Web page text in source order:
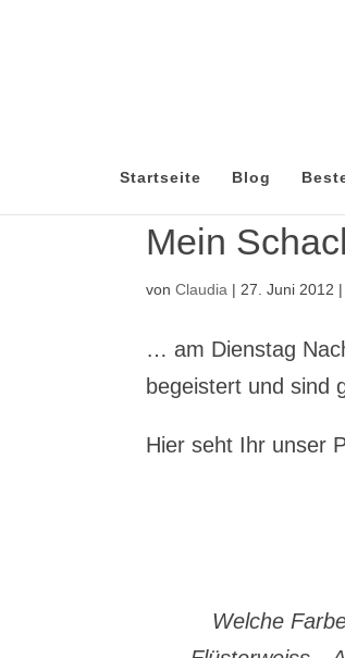
Startseite Blog
Mein
vonClaudia | 27. Juni 2012
… am Dienstag
begeistert und sind
Hier seht Ihr unser
Welche